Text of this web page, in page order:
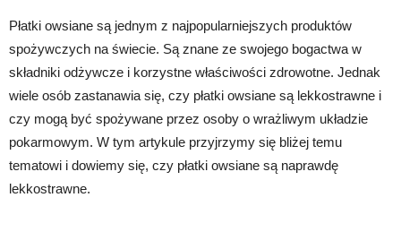
Płatki owsiane są jednym z najpopularniejszych produktów
spożywczych na świecie. Są znane ze swojego bogactwa w
składniki odżywcze i korzystne właściwości zdrowotne. Jednak
wiele osób zastanawia się, czy płatki owsiane są lekkostrawne i
czy mogą być spożywane przez osoby o wrażliwym układzie
pokarmowym. W tym artykule przyjrzymy się bliżej temu
tematowi i dowiemy się, czy płatki owsiane są naprawdę
lekkostrawne.